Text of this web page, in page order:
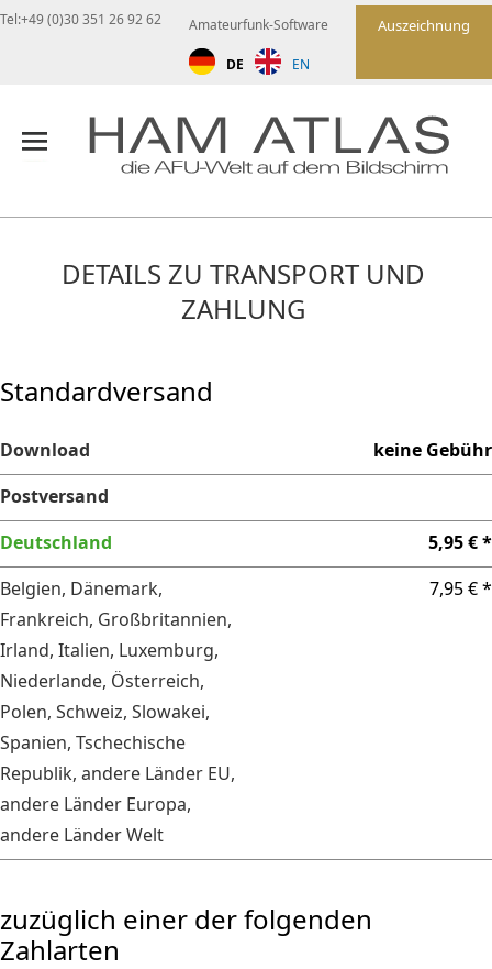
Auszeichnung
Amateurfunk-Software
DE EN
Tel:+49 (0)30 351 26 92 62
DETAILS ZU TRANSPORT UND
ZAHLUNG
Standardversand
Download
keine Gebühr
Postversand
Deutschland
5,95 € *
Belgien, Dänemark,
Frankreich, Großbritannien,
Irland, Italien, Luxemburg,
Niederlande, Österreich,
Polen, Schweiz, Slowakei,
Spanien, Tschechische
Republik, andere Länder EU,
andere Länder Europa,
andere Länder Welt
7,95 € *
zuzüglich einer der folgenden
Zahlarten